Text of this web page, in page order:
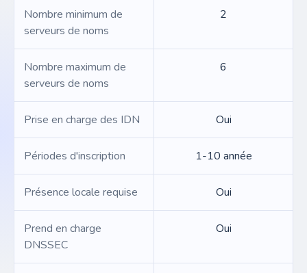
Nombre minimum de
serveurs de noms
2
Nombre maximum de
serveurs de noms
6
Prise en charge des IDN Oui
Périodes d'inscription 1-10 année
Présence locale requise Oui
Prend en charge
DNSSEC
Oui